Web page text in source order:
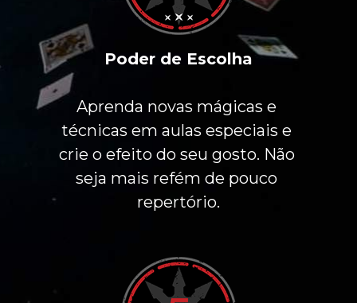
Poder de Escolha
Aprenda novas mágicas e
técnicas em aulas especiais e
crie o efeito do seu gosto. Não
seja mais refém de pouco
repertório.